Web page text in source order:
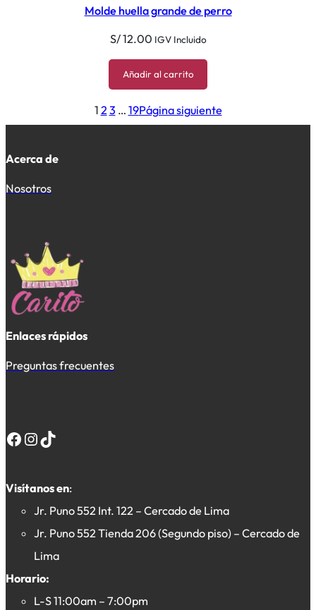
Molde huella grande de perro
S/12.00 IGV Incluido
Añadir al carrito
1 2 3 … 19Página siguiente
Acerca de
Nosotros
Enlaces rápidos
Preguntas frecuentes
Facebook InstagramTikTok
Visítanos en:
Jr. Puno 552 Int. 122 – Cercado de Lima
Jr. Puno 552 Tienda 206 (Segundo piso) – Cercado de
Lima
Horario:
L-S 11:00am – 7:00pm